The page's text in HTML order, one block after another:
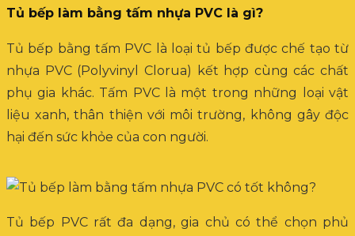
Tủ bếp làm bằng tấm nhựa PVC là gì?
Tủ bếp bằng tấm PVC là loại tủ bếp được chế tạo từ
nhựa PVC (Polyvinyl Clorua) kết hợp cùng các chất
phụ gia khác. Tấm PVC là một trong những loại vật
liệu xanh, thân thiện với môi trường, không gây độc
hại đến sức khỏe của con người.
Tủ bếp PVC rất đa dạng, gia chủ có thể chọn phủ